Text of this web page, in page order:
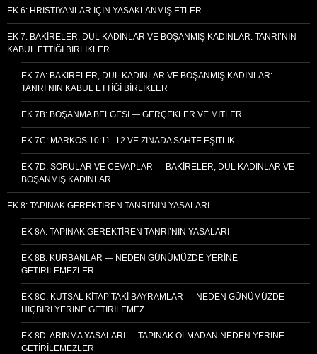
EK 6: HRISTIYANLAR İÇIN YASAKLANMIŞ ETLER
EK 7: BAKIRELER, DUL KADINLAR VE BOŞANMIŞ KADINLAR: TANRI’NIN
KABUL ETTIĞI BIRLIKLER
EK 7A: BAKIRELER, DUL KADINLAR VE BOŞANMIŞ KADINLAR:
TANRI’NIN KABUL ETTIĞI BIRLIKLER
EK 7B: BOŞANMA BELGESI — GERÇEKLER VE MITLER
EK 7C: MARKOS 10:11–12 VE ZINADA SAHTE EŞITLIK
EK 7D: SORULAR VE CEVAPLAR — BAKIRELER, DUL KADINLAR VE
BOŞANMIŞ KADINLAR
EK 8: TAPINAK GEREKTIREN TANRI’NIN YASALARI
EK 8A: TAPINAK GEREKTIREN TANRI’NIN YASALARI
EK 8B: KURBANLAR — NEDEN GÜNÜMÜZDE YERINE
GETIRILEMEZLER
EK 8C: KUTSAL KITAP’TAKI BAYRAMLAR — NEDEN GÜNÜMÜZDE
HIÇBIRI YERINE GETIRILEMEZ
EK 8D: ARINMA YASALARI — TAPINAK OLMADAN NEDEN YERINE
GETIRILEMEZLER